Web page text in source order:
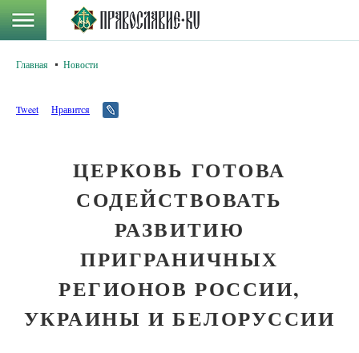
Главная Новости
Tweet Нравится
ЦЕРКОВЬ ГОТОВА
СОДЕЙСТВОВАТЬ
РАЗВИТИЮ
ПРИГРАНИЧНЫХ
РЕГИОНОВ РОССИИ,
УКРАИНЫ И БЕЛОРУССИИ